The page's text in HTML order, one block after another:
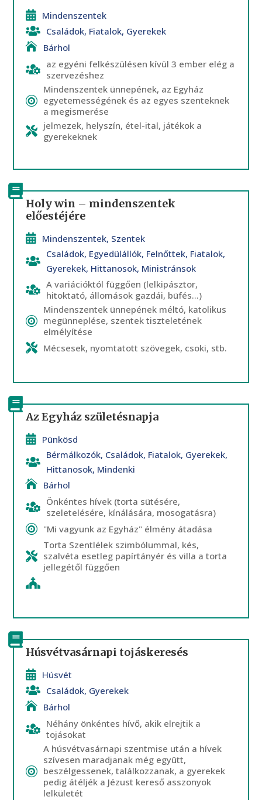
Mindenszentek
Családok, Fiatalok, Gyerekek
Bárhol
az egyéni felkészülésen kívül 3 ember elég a
szervezéshez
Mindenszentek ünnepének, az Egyház
egyetemességének és az egyes szenteknek
a megismerése
jelmezek, helyszín, étel-ital, játékok a
gyerekeknek
Holy win – mindenszentek
előestéjére
Mindenszentek, Szentek
Családok, Egyedülállók, Felnőttek, Fiatalok,
Gyerekek, Hittanosok, Ministránsok
A variációktól függően (lelkipásztor,
hitoktató, állomások gazdái, büfés...)
Mindenszentek ünnepének méltó, katolikus
megünneplése, szentek tiszteletének
elmélyítése
Mécsesek, nyomtatott szövegek, csoki, stb.
Az Egyház születésnapja
Pünkösd
Bérmálkozók, Családok, Fiatalok, Gyerekek,
Hittanosok, Mindenki
Bárhol
Önkéntes hívek (torta sütésére,
szeletelésére, kínálására, mosogatásra)
"Mi vagyunk az Egyház" élmény átadása
Torta Szentlélek szimbólummal, kés,
szalvéta esetleg papírtányér és villa a torta
jellegétől függően
Húsvétvasárnapi tojáskeresés
Húsvét
Családok, Gyerekek
Bárhol
Néhány önkéntes hívő, akik elrejtik a
tojásokat
A húsvétvasárnapi szentmise után a hívek
szívesen maradjanak még együtt,
beszélgessenek, találkozzanak, a gyerekek
pedig átéljék a Jézust kereső asszonyok
lelkületét